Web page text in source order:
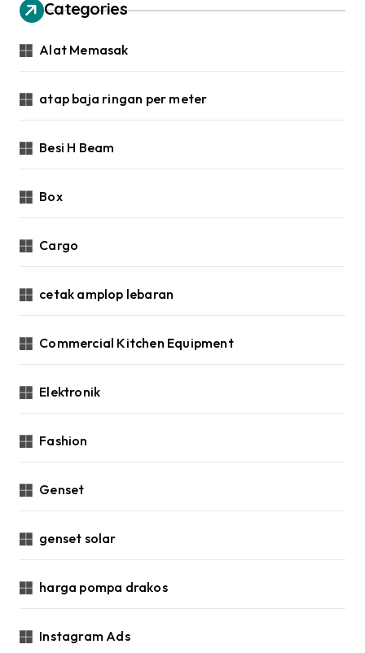
Categories
Alat Memasak
atap baja ringan per meter
Besi H Beam
Box
Cargo
cetak amplop lebaran
Commercial Kitchen Equipment
Elektronik
Fashion
Genset
genset solar
harga pompa drakos
Instagram Ads